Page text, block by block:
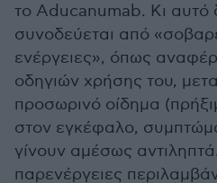
το Αducanumab. Κι αυτό
συνοδεύεται από
ενέργειες», όπως
οδηγιών χρήσης του,
προσωρινό οίδημα
στον εγκέφαλο,
γίνουν αμέσως
παρενέργειες